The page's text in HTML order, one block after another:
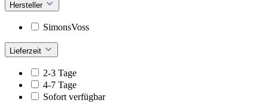
Hersteller
SimonsVoss
Lieferzeit
2-3 Tage
4-7 Tage
Sofort verfügbar